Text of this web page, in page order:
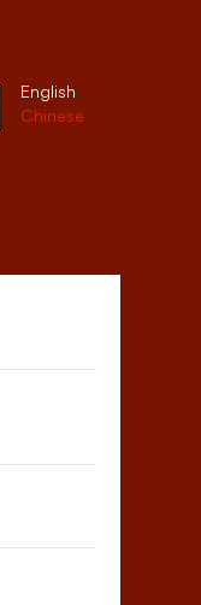
English
Chinese